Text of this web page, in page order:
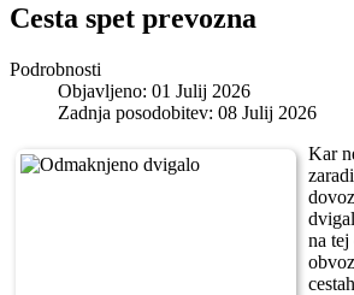
Cesta spet prevozna
Podrobnosti
Objavljeno: 01 Julij 2026
Zadnja posodobitev: 08 Julij 2026
Kar
na tej